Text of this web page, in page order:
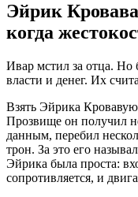
Эйрик
когда
Ивар мстил за отца. Но
власти и денег. Их
Взять Эйрика
Прозвище он получил
данным, перебил
трон. За это его
Эйрика была проста:
сопротивляется, и